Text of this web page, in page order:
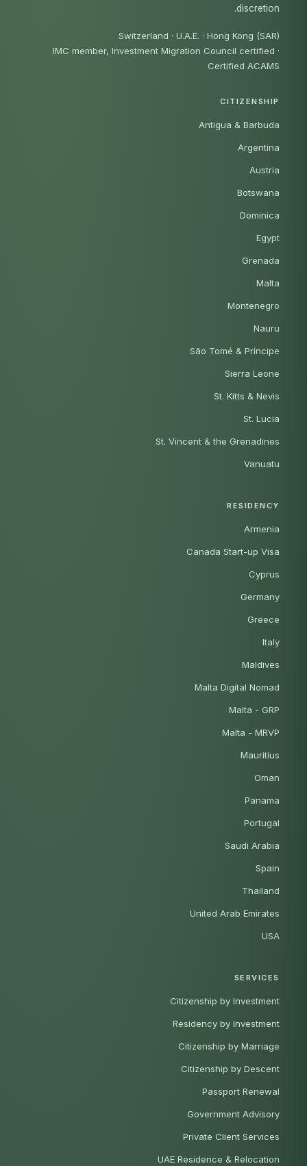
discretion.
Switzerland · U.A.E. · Hong Kong (SAR)
IMC member, Investment Migration Council certified ·
Certified ACAMS
CITIZENSHIP
Antigua & Barbuda
Argentina
Austria
Botswana
Dominica
Egypt
Grenada
Malta
Montenegro
Nauru
São Tomé & Príncipe
Sierra Leone
St. Kitts & Nevis
St. Lucia
St. Vincent & the Grenadines
Vanuatu
RESIDENCY
Armenia
Canada Start-up Visa
Cyprus
Germany
Greece
Italy
Maldives
Malta Digital Nomad
Malta - GRP
Malta - MRVP
Mauritius
Oman
Panama
Portugal
Saudi Arabia
Spain
Thailand
United Arab Emirates
USA
SERVICES
Citizenship by Investment
Residency by Investment
Citizenship by Marriage
Citizenship by Descent
Passport Renewal
Government Advisory
Private Client Services
UAE Residence & Relocation